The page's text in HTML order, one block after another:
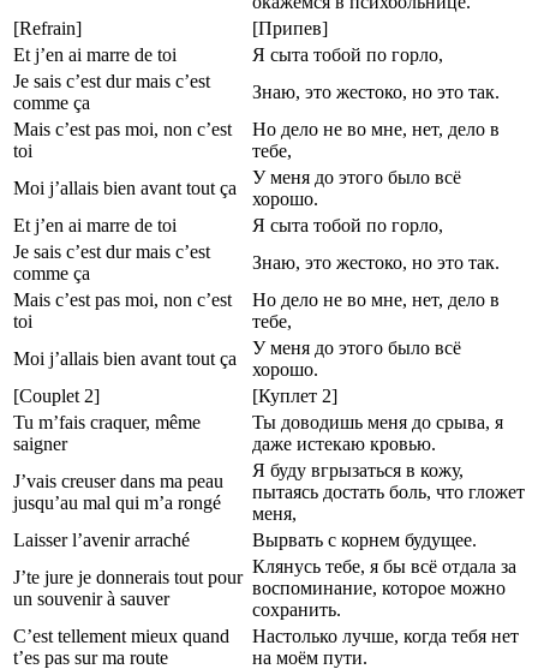
[Refrain]
[Припев]
Et j’en ai marre de toi
Я сыта тобой по горло,
Je sais c’est dur mais c’est
comme ça
Знаю, это жестоко, но это так.
Mais c’est pas moi, non c’est
toi
Но дело не во мне, нет, дело в
тебе,
Moi j’allais bien avant tout ça
У меня до этого было всё
хорошо.
Et j’en ai marre de toi
Я сыта тобой по горло,
Je sais c’est dur mais c’est
comme ça
Знаю, это жестоко, но это так.
Mais c’est pas moi, non c’est
toi
Но дело не во мне, нет, дело в
тебе,
Moi j’allais bien avant tout ça
У меня до этого было всё
хорошо.
[Couplet 2]
[Куплет 2]
Tu m’fais craquer, même
saigner
Ты доводишь меня до срыва, я
даже истекаю кровью.
J’vais creuser dans ma peau
jusqu’au mal qui m’a rongé
Я буду вгрызаться в кожу,
пытаясь достать боль, что гложет
меня,
Laisser l’avenir arraché
Вырвать с корнем будущее.
J’te jure je donnerais tout pour
un souvenir à sauver
Клянусь тебе, я бы всё отдала за
воспоминание, которое можно
сохранить.
C’est tellement mieux quand
t’es pas sur ma route
Настолько лучше, когда тебя нет
на моём пути.